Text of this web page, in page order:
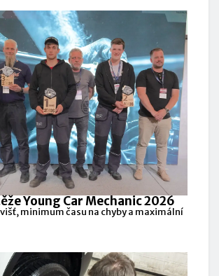
Young Car Mechanic 2026
minimum času na chyby a maximální